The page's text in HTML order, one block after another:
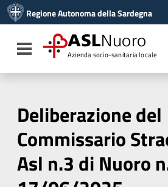
Vai al menu di navigazione
Vai al footer
Regione Autonoma della Sardegna
Toggle navigation
ASLNuoro
Azienda socio-sanitaria locale
Deliberazione del
Commissario
Asl n.3 di Nuoro